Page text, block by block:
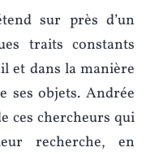
sur près d’un
traits constants
et dans la manière
ses objets. Andrée
ces chercheurs qui
recherche, en